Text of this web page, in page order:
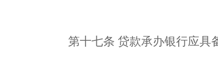
第十七条 贷款承办银行应具